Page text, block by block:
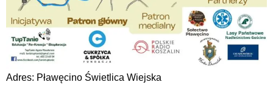
Adres: Pławęcino Świetlica Wiejska